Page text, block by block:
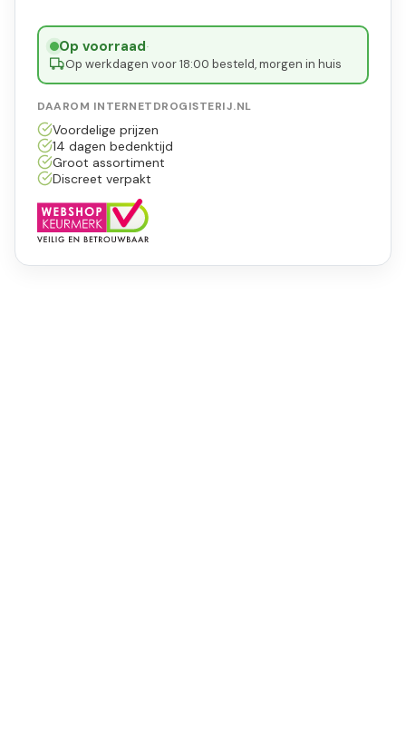
Op voorraad·
Op werkdagen voor 18:00 besteld, morgen in huis
DAAROM INTERNETDROGISTERIJ.NL
Voordelige prijzen
14 dagen bedenktijd
Groot assortiment
Discreet verpakt